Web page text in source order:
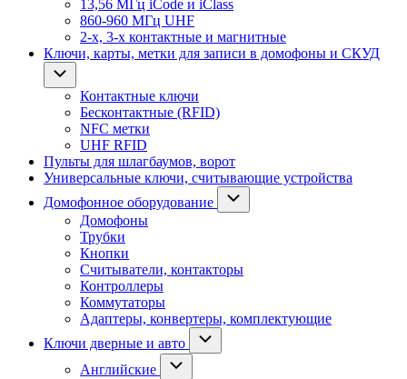
13,56 МГц iCode и iClass
860-960 МГц UHF
2-х, 3-х контактные и магнитные
Ключи, карты, метки для записи в домофоны и СКУД
Контактные ключи
Бесконтактные (RFID)
NFC метки
UHF RFID
Пульты для шлагбаумов, ворот
Универсальные ключи, считывающие устройства
Домофонное оборудование
Домофоны
Трубки
Кнопки
Считыватели, контакторы
Контроллеры
Коммутаторы
Адаптеры, конвертеры, комплектующие
Ключи дверные и авто
Английские